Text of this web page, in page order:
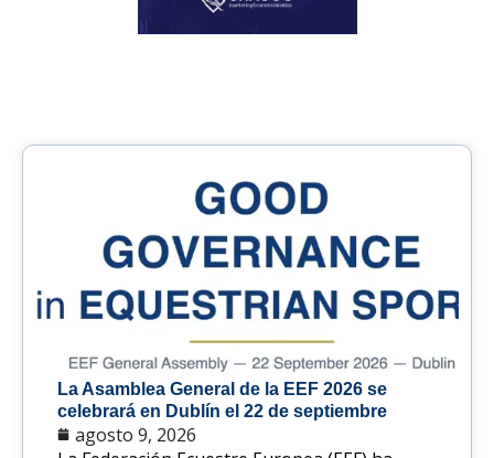
La Asamblea General de la EEF 2026 se
celebrará en Dublín el 22 de septiembre
agosto 9, 2026